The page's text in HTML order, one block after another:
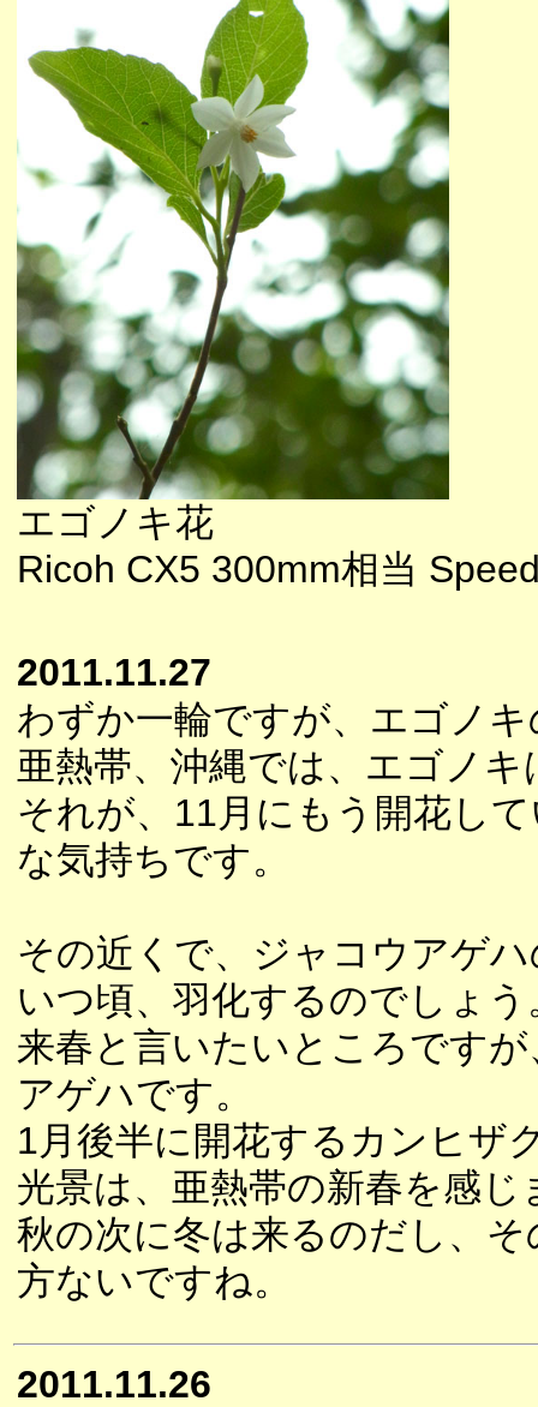
エゴノキ花
Ricoh CX5 300mm相当
2011.11.27
わずか一輪ですが、エゴノ
亜熱帯、沖縄では、エゴノ
それが、11月にもう開花し
な気持ちです。
その近くで、ジャコウアゲ
いつ頃、羽化するのでしょう
来春と言いたいところです
アゲハです。
1月後半に開花するカンヒザ
光景は、亜熱帯の新春を感じ
秋の次に冬は来るのだし、
方ないですね。
2011.11.26